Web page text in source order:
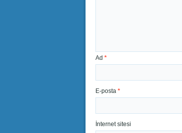
Ad *
E-posta *
İnternet sitesi